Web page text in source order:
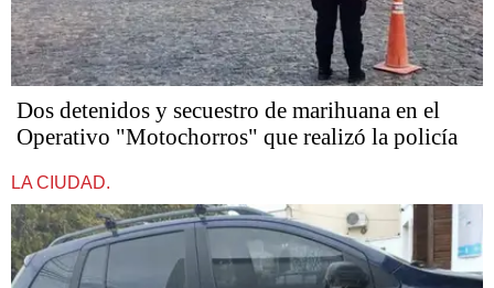
Dos detenidos y secuestro de marihuana en el
Operativo "Motochorros" que realizó la policía
LA CIUDAD.